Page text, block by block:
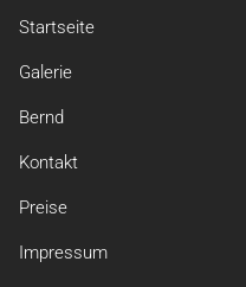
Startseite
Galerie
Bernd
Kontakt
Preise
Impressum